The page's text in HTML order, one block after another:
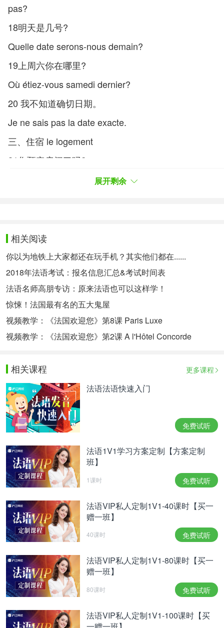
pas?
18明天是几号?
Quelle date serons-nous demain?
19上周六你在哪里?
Où étiez-vous samedi dernier?
20 我不知道确切日期。
Je ne sais pas la date exacte.
三、住宿 le logement
21您预定房间了吗?
Avez-vous réservé une chambre?
23请出示您的护照。
Votre passeport, s’il vous plaît.
24这是您的房间钥匙。
Voilà la clé de votre chambre.
25请帮我拿一下行李。
Veuillez prendre mes bagages.
Où est-ce qu’on peut changer de l’argent?
27我要现在结帐。
L’addition, s’il vous plaît.
28请在这里签字。
Signez ici, s’il vous plaît.
29房费一共300元人民币。
Les frais de chambre sont de trois cents yuans en
tout.
30欢迎下次光临!
Nous souhaitons vous revoir la prochaine fois!
四、其他日常法语用语
1. Aimes-tu la cuisine française ?
你喜欢法国食物吗?
2. C'est quand votre anniversaire ?
展开剩余
相关阅读
你以为地铁上大家都还在玩手机？其实他们都在......
2018年法语考试：报名信息汇总&考试时间表
法语名师高朋专访：原来法语也可以这样学！
惊悚！法国最有名的五大鬼屋
视频教学：《法国欢迎您》第8课 Paris Luxe
视频教学：《法国欢迎您》第2课 A l'Hôtel Concorde
相关课程 更多课程
法语法语快速入门
免费试听
法语1V1学习方案定制【方案定制
班】
1课时 免费试听
法语VIP私人定制1V1-40课时【买一
赠一班】
40课时 免费试听
法语VIP私人定制1V1-80课时【买一
赠一班】
80课时 免费试听
法语VIP私人定制1V1-100课时【买